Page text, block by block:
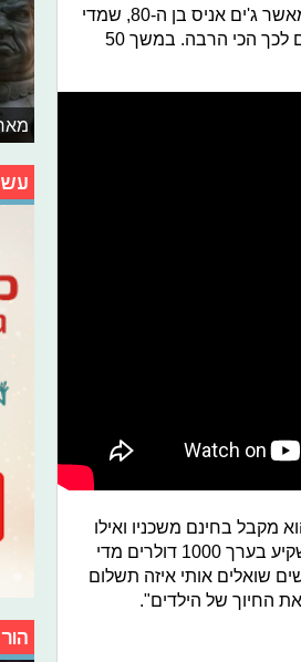
אחד מהאנשים שדואגים לשמח את אותם הילדים, הוא לא אחר מאשר ג'ים אניס בן ה-80, שמדי
שנהף בעונת החגים, הוא דואג לתרום חזרה לקהילה ולאלו שזקוקים לכך הכי הרבה. במשך 50
מהעץ הוא מקבל בחינם משכניו ואילו
את שאר החומרים הוא רוכש מכספו האישי. אניס מספר שהוא משקיע בערך 1000 דולרים מדי
שואלים אותי איזה תשלום
החיוך של הילדים".